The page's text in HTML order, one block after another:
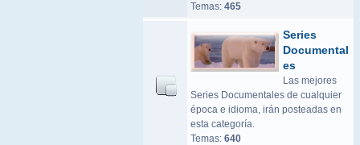
Temas: 465
Series
Documental
es
Las mejores
Series Documentales de cualquier
época e idioma, irán posteadas en
esta categoría.
Temas: 640